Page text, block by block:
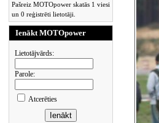
Pašreiz MOTOpower skatās 1 viesi
un 0 reģistrēti lietotāji.
Ienākt MOTOpower
Lietotājvārds:
Parole:
Atcerēties